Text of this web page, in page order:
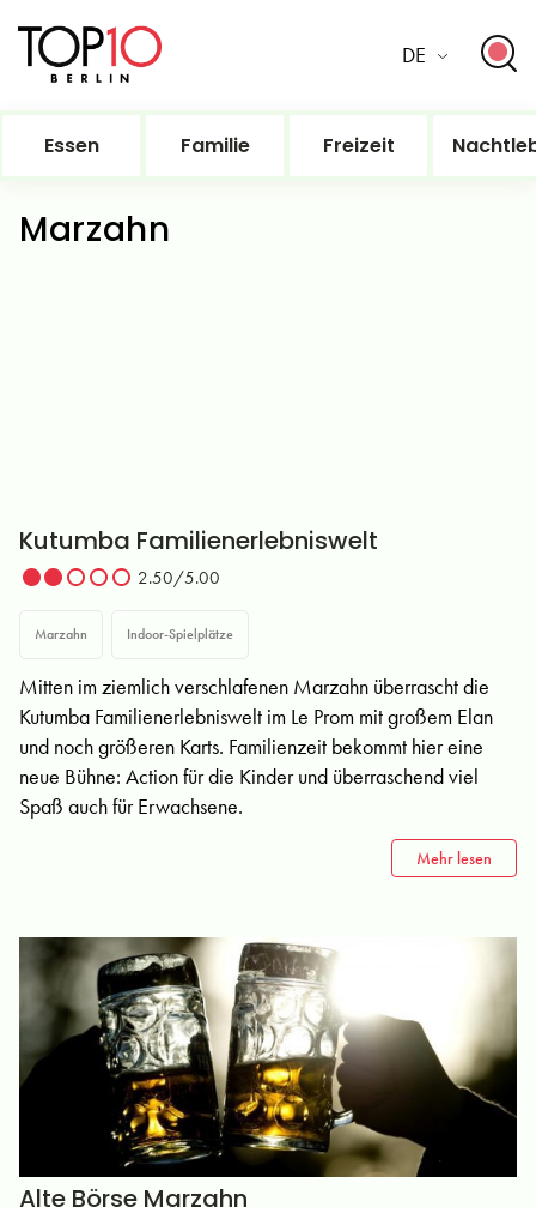
DE
Essen Familie Freizeit
Marzahn
Kutumba Familienerlebniswelt
2.50/5.00
Marzahn Indoor-Spielplätze
Mitten im ziemlich verschlafenen Marzahn überrascht die
Kutumba Familienerlebniswelt im Le Prom mit großem Elan
und noch größeren Karts. Familienzeit bekommt hier eine
neue Bühne: Action für die Kinder und überraschend viel
Spaß auch für Erwachsene.
Mehr lesen
Alte Börse Marzahn